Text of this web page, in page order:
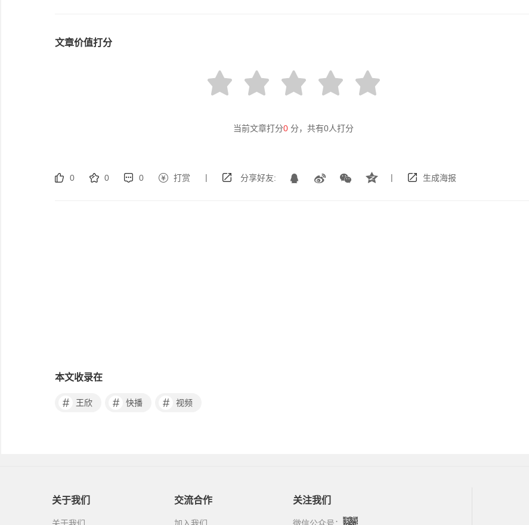
文章价值打分
当前文章打分0 分，共有0人打分
0 0 0 打赏 | 分享好友: | 生成海报
本文收录在
# 王欣 # 快播 # 视频
关于我们 交流合作 关注我们